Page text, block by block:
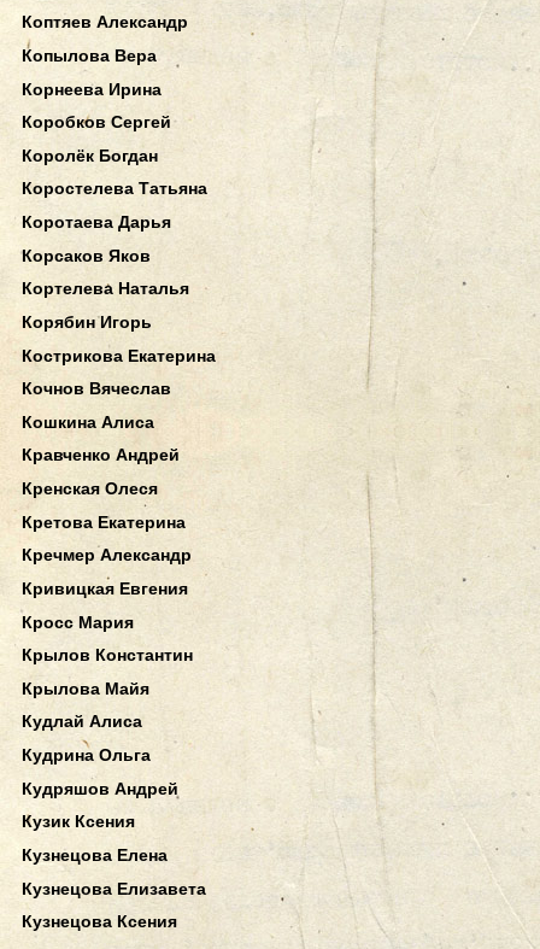
Коптяев Александр
Копылова Вера
Корнеева Ирина
Коробков Сергей
Королёк Богдан
Коростелева Татьяна
Коротаева Дарья
Корсаков Яков
Кортелева Наталья
Корябин Игорь
Кострикова Екатерина
Кочнов Вячеслав
Кошкина Алиса
Кравченко Андрей
Кренская Олеся
Кретова Екатерина
Кречмер Александр
Кривицкая Евгения
Кросс Мария
Крылов Константин
Крылова Майя
Кудлай Алиса
Кудрина Ольга
Кудряшов Андрей
Кузик Ксения
Кузнецова Елена
Кузнецова Елизавета
Кузнецова Ксения